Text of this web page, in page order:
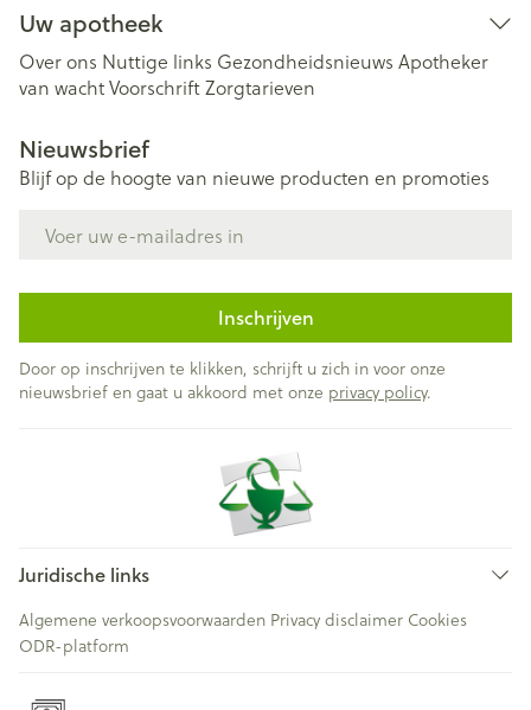
Uw apotheek
Over ons Nuttige links Gezondheidsnieuws Apotheker
van wachtVoorschriftZorgtarieven
Nieuwsbrief
Blijf op de hoogte van nieuwe producten en promoties
Inschrijven
Door op inschrijven te klikken, schrijft u zich in voor onze
nieuwsbrief en gaat u akkoord met onze privacy policy.
Juridische links
Algemene verkoopsvoorwaarden Privacy disclaimer Cookies
ODR-platform